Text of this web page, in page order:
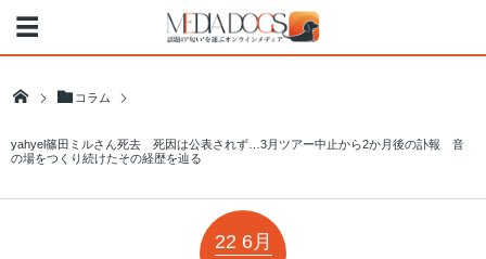
コラム
yahyel篠田ミルさん死去 死因は公表されず…3月ツアー中止から2か月後の訃報 音
の場をつくり続けたその経歴を辿る
22 6月